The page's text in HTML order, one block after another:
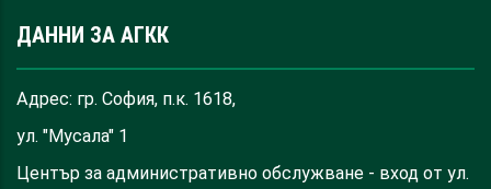
ДАННИ ЗА АГКК
Адрес: гр. София, п.к. 1618,
ул. "Мусала" 1
Център за административно обслужване - вход от ул.